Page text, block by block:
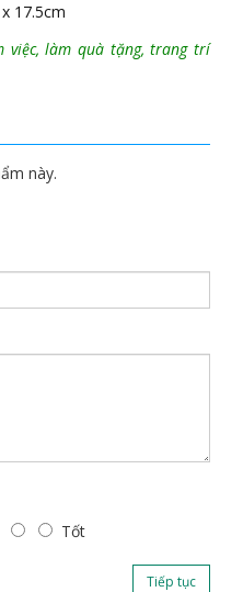
17.5cm
việc, làm quà tặng, trang trí
này.
Tốt
Tiếp tục